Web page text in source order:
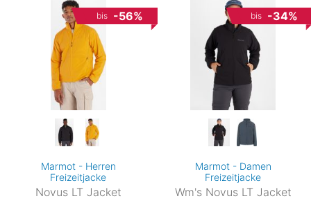
bis -56%
Marmot - Herren
Freizeitjacke
Novus LT Jacket
bis -34%
Marmot - Damen
Freizeitjacke
Wm's Novus LT Jacket